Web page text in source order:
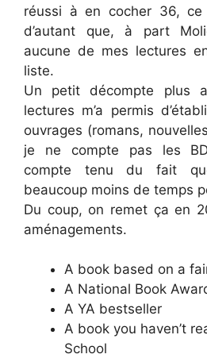
réussi à en cocher 36, ce
d’autant que, à part
aucune de mes lectures
liste.
Un petit décompte plus
lectures m’a permis
ouvrages (romans,
je ne compte pas les
compte tenu du fait
beaucoup moins de temps
Du coup, on remet ça en
aménagements.
A book based on a
A National Book
A YA bestseller
A book you haven’t
School